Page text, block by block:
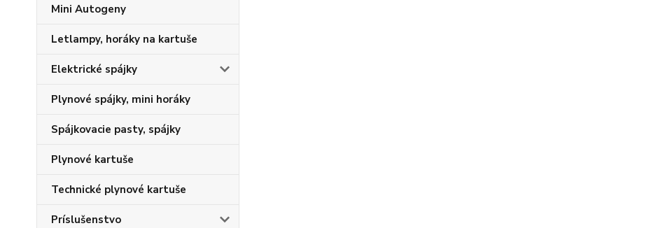
Mini Autogeny
Letlampy, horáky na kartuše
Elektrické spájky
Plynové spájky, mini horáky
Spájkovacie pasty, spájky
Plynové kartuše
Technické plynové kartuše
Príslušenstvo